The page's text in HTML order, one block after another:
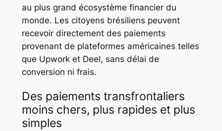
au plus grand écosystème financier du
monde. Les citoyens brésiliens peuvent
recevoir directement des paiements
provenant de plateformes américaines telles
que Upwork et Deel, sans délai de
conversion ni frais.
Des paiements transfrontaliers
moins chers, plus rapides et plus
simples